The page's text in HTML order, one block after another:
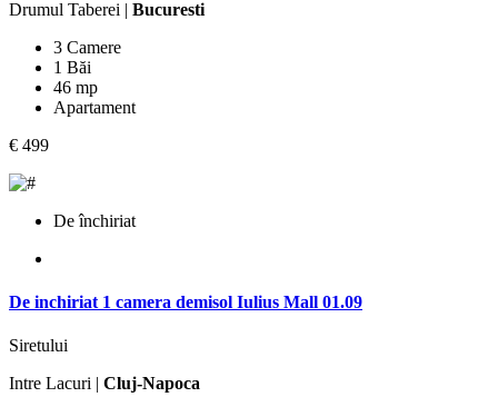
Drumul Taberei | Bucuresti
3 Camere
1 Băi
46 mp
Apartament
€ 499
De închiriat
De inchiriat 1 camera demisol Iulius Mall 01.09
Siretului
Intre Lacuri | Cluj-Napoca